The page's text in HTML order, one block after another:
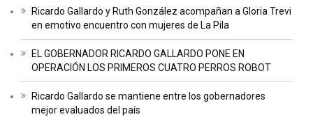
Ricardo Gallardo y Ruth González acompañan a Gloria Trevi
en emotivo encuentro con mujeres de La Pila
EL GOBERNADOR RICARDO GALLARDO PONE EN
OPERACIÓN LOS PRIMEROS CUATRO PERROS ROBOT
Ricardo Gallardo se mantiene entre los gobernadores
mejor evaluados del país